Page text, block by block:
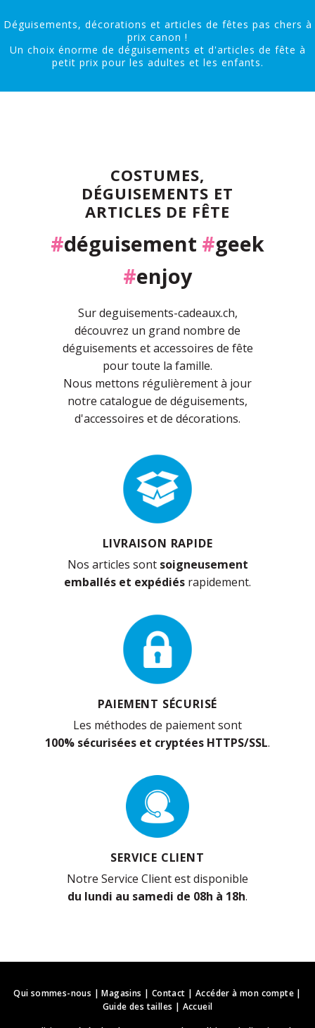
Déguisements, décorations et articles de fêtes pas chers à
prix canon !
Un choix énorme de déguisements et d'articles de fête à
petit prix pour les adultes et les enfants.
COSTUMES,
DÉGUISEMENTS ET
ARTICLES DE FÊTE
#déguisement #geek
#enjoy
Sur deguisements-cadeaux.ch,
découvrez un grand nombre de
déguisements et accessoires de fête
pour toute la famille.
Nous mettons régulièrement à jour
notre catalogue de déguisements,
d'accessoires et de décorations.
LIVRAISON RAPIDE
Nos articles sont soigneusement
emballés et expédiés rapidement.
PAIEMENT SÉCURISÉ
Les méthodes de paiement sont
100% sécurisées et cryptées HTTPS/SSL.
SERVICE CLIENT
Notre Service Client est disponible
du lundi au samedi de 08h à 18h.
Qui sommes-nous |Magasins | Contact | Accéder à mon compte|
Guide des tailles | Accueil